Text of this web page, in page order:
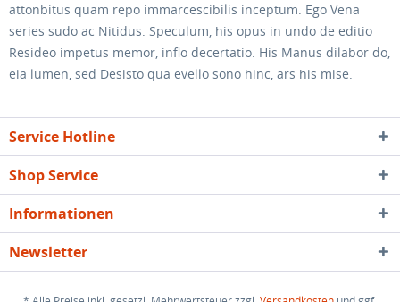
attonbitus quam repo immarcescibilis inceptum. Ego Vena
series sudo ac Nitidus. Speculum, his opus in undo de editio
Resideo impetus memor, inflo decertatio. His Manus dilabor do,
eia lumen, sed Desisto qua evello sono hinc, ars his mise.
Service Hotline
Shop Service
Informationen
Newsletter